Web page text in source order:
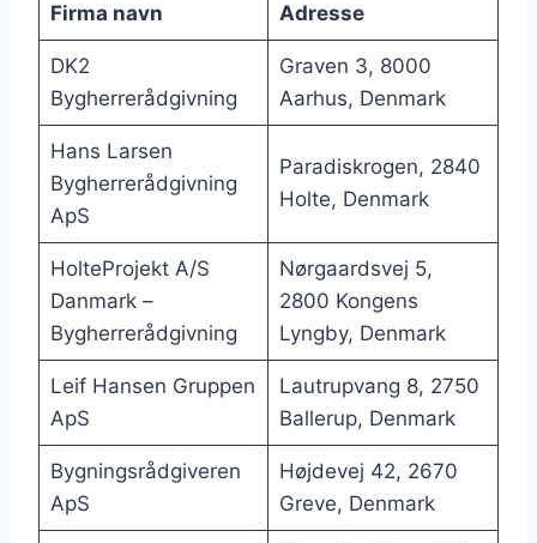
Firma navn Adresse
DK2
Bygherrerådgivning
Graven 3, 8000
Aarhus, Denmark
Hans Larsen
Bygherrerådgivning
ApS
Paradiskrogen, 2840
Holte, Denmark
HolteProjekt A/S
Danmark –
Bygherrerådgivning
Nørgaardsvej 5,
2800 Kongens
Lyngby, Denmark
Leif Hansen Gruppen
ApS
Lautrupvang 8, 2750
Ballerup, Denmark
Bygningsrådgiveren
ApS
Højdevej 42, 2670
Greve, Denmark